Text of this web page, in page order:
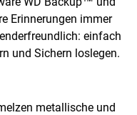
Erinnerungen immer
einfach
und Sichern loslegen.
metallische und